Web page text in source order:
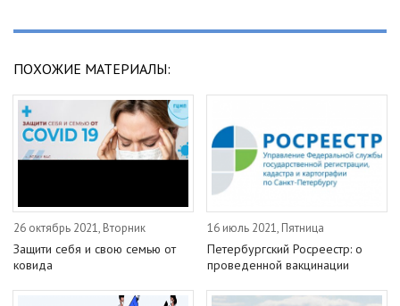
ПОХОЖИЕ МАТЕРИАЛЫ:
26 октябрь 2021, Вторник
Защити себя и свою семью от
ковида
16 июль 2021, Пятница
Петербургский Росреестр: о
проведенной вакцинации